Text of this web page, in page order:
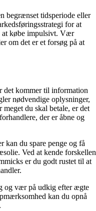
begrænset tidsperiode eller
for at
at købe impulsivt. Vær
om det er et forsøg på at
det kommer til information
nødvendige oplysninger,
du skal betale, er det
der er åbne og
kan du spare penge og få
Ved at kende forskellen
er du godt rustet til at
og vær på udkig efter ægte
kan du opnå